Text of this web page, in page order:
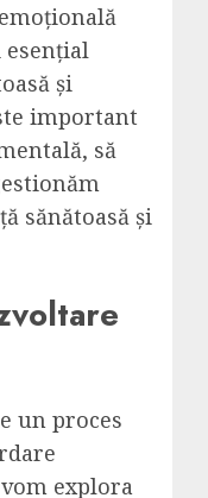
esențial
și
important
să
sănătoasă și
un proces
explora